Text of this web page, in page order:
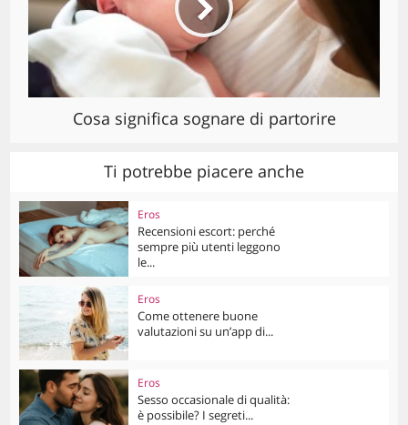
Cosa significa sognare di partorire
Ti potrebbe piacere anche
Eros
Recensioni escort: perché
sempre più utenti leggono
le...
Eros
Come ottenere buone
valutazioni su un’app di...
Eros
Sesso occasionale di qualità:
è possibile? I segreti...